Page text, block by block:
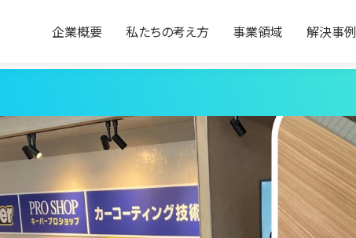
企業概要 私たちの考え方 事業領域 解決事例